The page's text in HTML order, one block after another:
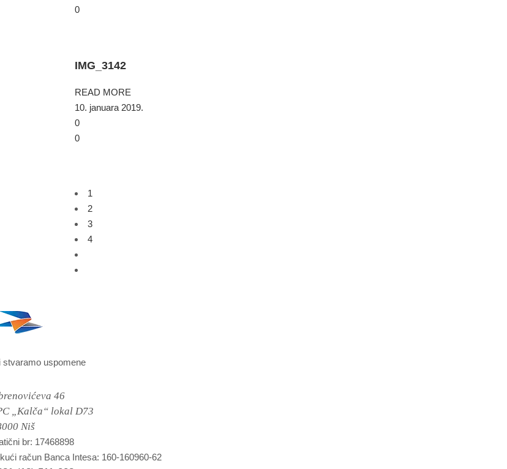
0
IMG_3142
READ MORE
10. januara 2019.
0
0
1
2
3
4
stvaramo uspomene
46
„Kalča“ lokal D73
Niš
br: 17468898
račun Banca Intesa: 160-160960-62